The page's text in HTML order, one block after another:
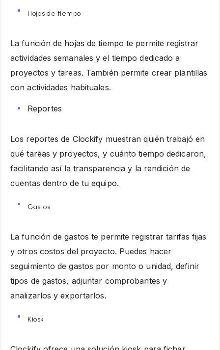
Hojas de tiempo
La función de hojas de tiempo te permite registrar
actividades semanales y el tiempo dedicado a
proyectos y tareas. También permite crear plantillas
con actividades habituales.
Reportes
Los reportes de Clockify muestran quién trabajó en
qué tareas y proyectos, y cuánto tiempo dedicaron,
facilitando así la transparencia y la rendición de
cuentas dentro de tu equipo.
Gastos
La función de gastos te permite registrar tarifas fijas
y otros costos del proyecto. Puedes hacer
seguimiento de gastos por monto o unidad, definir
tipos de gastos, adjuntar comprobantes y
analizarlos y exportarlos.
Kiosk